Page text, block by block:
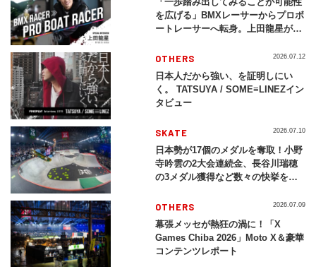
を広げる」BMXレーサーからプロボ
ートレーサーへ転身。上田龍星が体
OTHERS
日本人だから強い、を証明しにい
く。 TATSUYA / SOME≡LINEZイン
タビュー
2026.07.12
SKATE
日本勢が17個のメダルを奪取！小野
寺吟雲の2大会連続金、長谷川瑞穂
の3メダル獲得など数々の快挙をプ
2026」
2026.07.10
OTHERS
幕張メッセが熱狂の渦に！「X
Games Chiba 2026」Moto X＆豪華
コンテンツレポート
2026.07.09